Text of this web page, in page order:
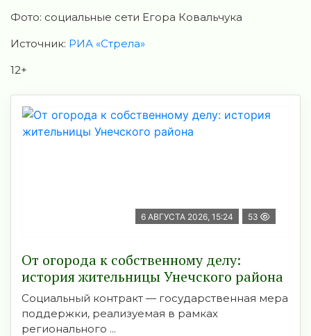
Фото: социальные сети Егора Ковальчука
Источник: РИА «Стрела»
12+
6 АВГУСТА 2026, 15:24 53
От огорода к собственному делу:
история жительницы Унечского района
Социальный контракт — государственная мера
поддержки, реализуемая в рамках
регионального ...